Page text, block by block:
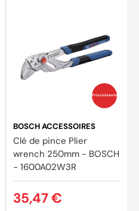
Prix coûtants
BOSCH ACCESSOIRES
Clé de pince Plier
wrench 250mm - BOSCH
- 1600A02W3R
35,47 €